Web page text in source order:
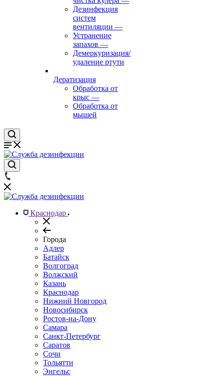
Дезинфекция
систем
вентиляции —
Устранение
запахов —
Демеркуризация/
удаление ртути
Дератизация
Обработка от
крыс —
Обработка от
мышей
Краснодар
Города
Адлер
Батайск
Волгоград
Волжский
Казань
Краснодар
Нижний Новгород
Новосибирск
Ростов-на-Дону
Самара
Санкт-Петербург
Саратов
Сочи
Тольятти
Энгельс